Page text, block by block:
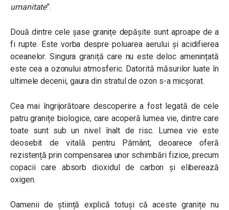
umanitate”.
Două dintre cele șase granițe depășite sunt aproape de a
fi rupte. Este vorba despre poluarea aerului și acidifierea
oceanelor. Singura graniță care nu este deloc amenințată
este cea a ozonului atmosferic. Datorită măsurilor luate în
ultimele decenii, gaura din stratul de ozon s-a micșorat.
Cea mai îngrijorătoare descoperire a fost legată de cele
patru granițe biologice, care acoperă lumea vie, dintre care
toate sunt sub un nivel înalt de risc. Lumea vie este
deosebit de vitală pentru Pământ, deoarece oferă
rezistență prin compensarea unor schimbări fizice, precum
copacii care absorb dioxidul de carbon și eliberează
oxigen.
Oamenii de știință explică totuși că aceste granițe nu